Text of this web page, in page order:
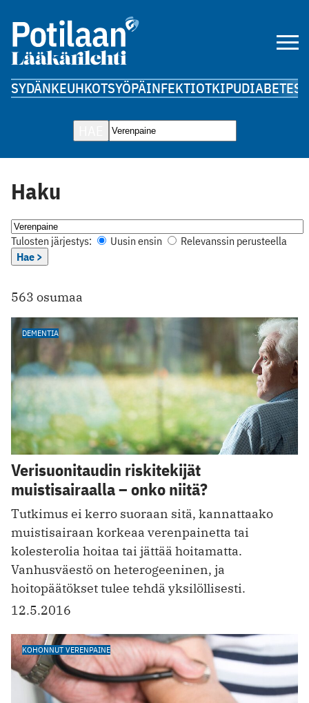
SYDÄNKEUHKOTSYÖPÄINFEKTIOTKIPUDIABETES
Haku
Tulosten järjestys: Uusin ensin
Relevanssin perusteella
Hae >
563 osumaa
DEMENTIA
Verisuonitaudin riskitekijät
muistisairaalla – onko niitä?
Tutkimus ei kerro suoraan sitä, kannattaako
muistisairaan korkeaa verenpainetta tai
kolesterolia hoitaa tai jättää hoitamatta.
Vanhusväestö on heterogeeninen, ja
hoitopäätökset tulee tehdä yksilöllisesti.
12.5.2016
KOHONNUT VERENPAINE